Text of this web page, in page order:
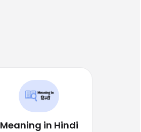
Meaning in Hindi